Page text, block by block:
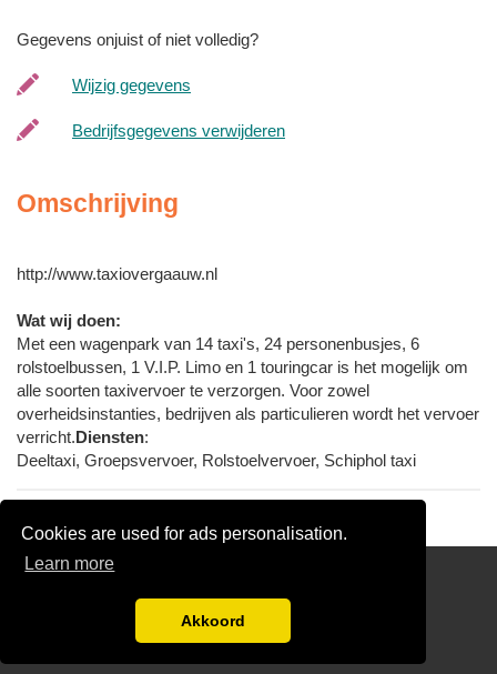
Cookies are used for ads personalisation.
Learn more
Akkoord
Gegevens onjuist of niet volledig?
Wijzig gegevens
Bedrijfsgegevens verwijderen
Omschrijving
http://www.taxiovergaauw.nl
Wat wij doen:
Met een wagenpark van 14 taxi's, 24 personenbusjes, 6
rolstoelbussen, 1 V.I.P. Limo en 1 touringcar is het mogelijk om
alle soorten taxivervoer te verzorgen. Voor zowel
overheidsinstanties, bedrijven als particulieren wordt het vervoer
verricht.Diensten:
Deeltaxi, Groepsvervoer, Rolstoelvervoer, Schiphol taxi
Links